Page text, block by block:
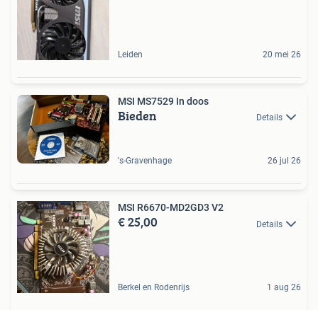
Leiden 20 mei 26
MSI MS7529 In doos
Bieden Details
's-Gravenhage 26 jul 26
MSI R6670-MD2GD3 V2
€ 25,00 Details
Berkel en Rodenrijs 1 aug 26